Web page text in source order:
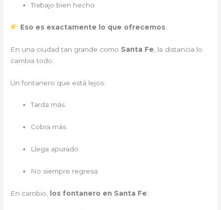
Trabajo bien hecho
Eso es exactamente lo que ofrecemos.
En una ciudad tan grande como Santa Fe , la distancia lo
cambia todo.
Un fontanero que está lejos:
Tarda más
Cobra más
Llega apurado
No siempre regresa
En cambio, los fontanero en Santa Fe: